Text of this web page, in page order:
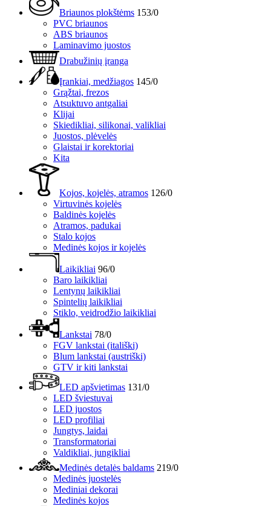
Briaunos plokštėms 153/0
PVC briaunos
ABS briaunos
Laminavimo juostos
Drabužinių įranga
Įrankiai, medžiagos 145/0
Grąžtai, frezos
Atsuktuvo antgaliai
Klijai
Skiedikliai, silikonai, valikliai
Juostos, plėvelės
Glaistai ir korektoriai
Kita
Kojos, kojelės, atramos 126/0
Virtuvinės kojelės
Baldinės kojelės
Atramos, padukai
Stalo kojos
Medinės kojos ir kojelės
Laikikliai 96/0
Baro laikikliai
Lentynų laikikliai
Spintelių laikikliai
Stiklo, veidrodžio laikikliai
Lankstai 78/0
FGV lankstai (itališki)
Blum lankstai (austriški)
GTV ir kiti lankstai
LED apšvietimas 131/0
LED šviestuvai
LED juostos
LED profiliai
Jungtys, laidai
Transformatoriai
Valdikliai, jungikliai
Medinės detalės baldams 219/0
Medinės juostelės
Mediniai dekorai
Medinės kojos